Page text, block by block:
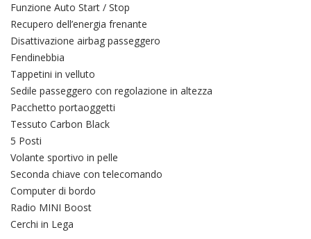
Funzione Auto Start / Stop
Recupero dell’energia frenante
Disattivazione airbag passeggero
Fendinebbia
Tappetini in velluto
Sedile passeggero con regolazione in altezza
Pacchetto portaoggetti
Tessuto Carbon Black
5 Posti
Volante sportivo in pelle
Seconda chiave con telecomando
Computer di bordo
Radio MINI Boost
Cerchi in Lega